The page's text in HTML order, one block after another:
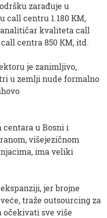
zarađuje u
call centru 1.180 KM,
kvaliteta call
centra 850 KM, itd.
je zanimljivo,
u zemlji nude formalno
u Bosni i
višejezičnom
ima veliki
jer brojne
traže outsourcing za
očekivati sve više